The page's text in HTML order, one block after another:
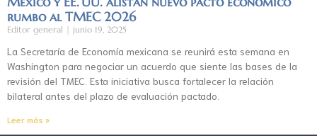
rumbo al TMEC 2026
Editor general junio 19, 2025
La Secretaría de Economía mexicana se reunirá esta semana en
Washington para negociar un acuerdo que siente las bases de la
revisión del TMEC. Esta iniciativa busca fortalecer la relación
bilateral antes del plazo de evaluación pactado.
Leer más »